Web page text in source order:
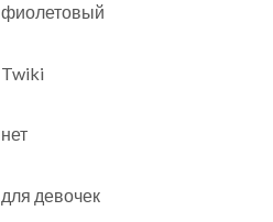
фиолетовый
Twiki
нет
для девочек